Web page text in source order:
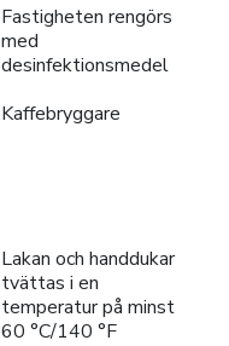
Fastigheten rengörs
med
desinfektionsmedel
Kaffebryggare
Lakan och handdukar
tvättas i en
temperatur på minst
60 °C/140 °F